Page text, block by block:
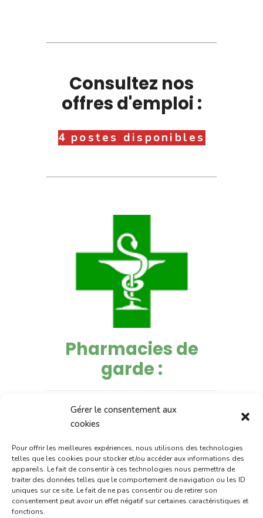
Gérer le consentement aux
cookies
Pour offrir les meilleures expériences, nous utilisons des technologies
telles que les cookies pour stocker et/ou accéder aux informations des
appareils. Le fait de consentir à ces technologies nous permettra de
traiter des données telles que le comportement de navigation ou les ID
uniques sur ce site. Le fait de ne pas consentir ou de retirer son
consentement peut avoir un effet négatif sur certaines caractéristiques et
fonctions.
Consultez nos
offres d'emploi :
4 postes disponibles
Pharmacies de
garde :
du 6 au 10 juillet :
pharmacie
Charignon-Dumas (La Fouillade)
du 10 au 15 juillet :pharmacie
Dupont (place de la République)
du 15 au 17 juillet:pharmacie
Palobart (Laguépie)